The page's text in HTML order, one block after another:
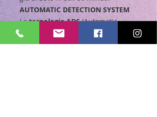
AUTOMATIC DETECTION SYSTEM
Latecnologia ADS(Automatic
Detection System) permette a
questo caricabatterie di